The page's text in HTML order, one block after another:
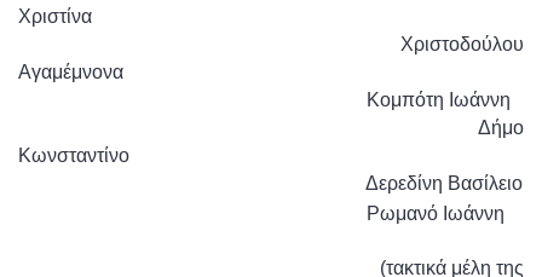
Χριστίνα
Χριστοδούλου
Αγαμέμνονα
Κομπότη Ιωάννη
Δήμο
Κωνσταντίνο
Δερεδίνη Βασίλειο
Ρωμανό Ιωάννη
(τακτικά μέλη της